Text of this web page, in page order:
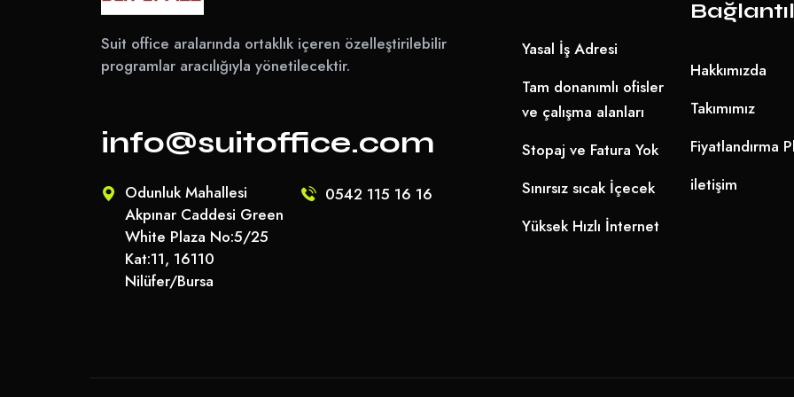
Suit office aralarında ortaklık içeren özelleştirilebilir
programlar aracılığıyla yönetilecektir.
info@suitoffice.com
Odunluk Mahallesi
Akpınar Caddesi Green
White Plaza No:5/25
Kat:11, 16110
Nilüfer/Bursa
0542 115 16 16
Yasal İş Adresi
Tam donanımlı ofisler
ve çalışma alanları
Stopaj ve Fatura Yok
Sınırsız sıcak İçecek
Yüksek Hızlı İnternet
Hakkımızda
Takımımız
Fiyatlandırma
iletişim